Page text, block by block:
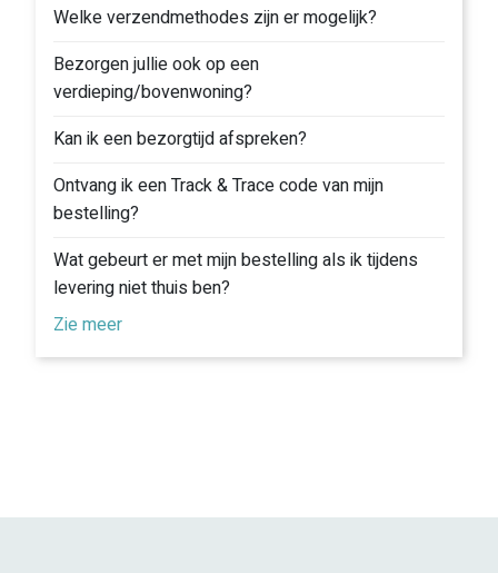
Welke verzendmethodes zijn er mogelijk?
Bezorgen jullie ook op een
verdieping/bovenwoning?
Kan ik een bezorgtijd afspreken?
Ontvang ik een Track & Trace code van mijn
bestelling?
Wat gebeurt er met mijn bestelling als ik tijdens
levering niet thuis ben?
Zie meer